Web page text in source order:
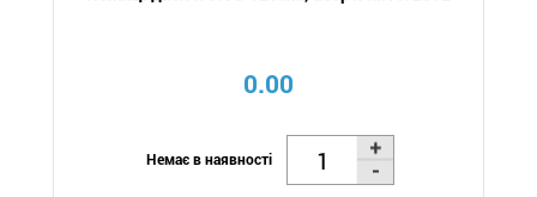
0.00
Немає в наявності